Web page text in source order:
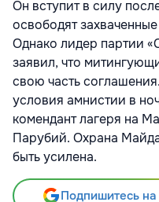
Он вступит в силу
освободят
Однако лидер партии
заявил, что
свою часть
условия амнистии в
комендант лагеря на
Парубий. Охрана
быть усилена.
Подпишитесь на